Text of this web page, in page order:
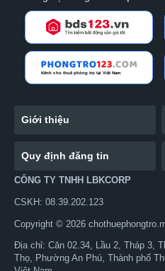
Giới thiệu
Quy định đăng tin
CÔNG TY TNHH LBKCORP
CSKH: 08.39.202.123
Copyright © 2026
Địa chỉ: Căn 02.34, Lầu 2, Tháp 3,
Thọ, Phường An Phú, Thành phố